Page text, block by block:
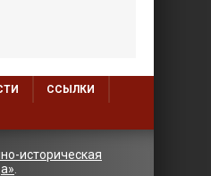
ССЫЛКИ
историческая